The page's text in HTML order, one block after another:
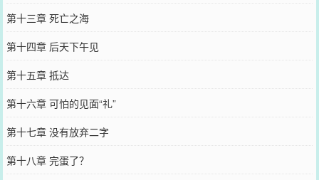
第十三章 死亡之海
第十四章 后天下午见
第十五章 抵达
第十六章 可怕的见面“礼”
第十七章 没有放弃二字
第十八章 完蛋了？